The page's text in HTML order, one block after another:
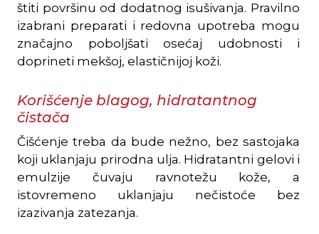
štiti površinu od dodatnog isušivanja. Pravilno
izabrani preparati i redovna upotreba mogu
značajno poboljšati osećaj udobnosti i
doprineti mekšoj, elastičnijoj koži.
Korišćenje blagog, hidratantnog
čistača
Čišćenje treba da bude nežno, bez sastojaka
koji uklanjaju prirodna ulja. Hidratantni gelovi i
emulzije čuvaju ravnotežu kože, a
istovremeno uklanjaju nečistoće bez
izazivanja zatezanja.